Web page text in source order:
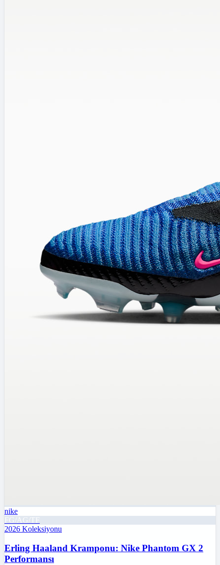
nike
FG/AG/TF
2026 Koleksiyonu
Erling Haaland Kramponu: Nike Phantom GX 2
Performansı